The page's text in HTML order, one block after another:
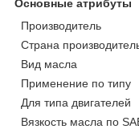
Основные атрибуты
Производитель
Страна
Вид масла
Применение по типу
Для типа двигателей
Вязкость масла по